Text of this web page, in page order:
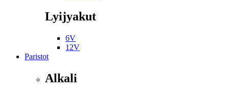
Lyijyakut
6V
12V
Paristot
Alkali